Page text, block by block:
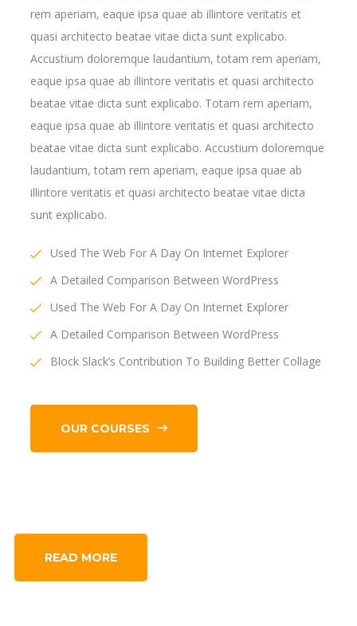
rem aperiam, eaque ipsa quae ab illintore veritatis et
quasi architecto beatae vitae dicta sunt explicabo.
Accustium doloremque laudantium, totam rem aperiam,
eaque ipsa quae ab illintore veritatis et quasi architecto
beatae vitae dicta sunt explicabo. Totam rem aperiam,
eaque ipsa quae ab illintore veritatis et quasi architecto
beatae vitae dicta sunt explicabo. Accustium doloremque
laudantium, totam rem aperiam, eaque ipsa quae ab
illintore veritatis et quasi architecto beatae vitae dicta
sunt explicabo.
Used The Web For A Day On Internet Explorer
A Detailed Comparison Between WordPress
Used The Web For A Day On Internet Explorer
A Detailed Comparison Between WordPress
Block Slack’s Contribution To Building Better Collage
OUR COURSES
READ MORE